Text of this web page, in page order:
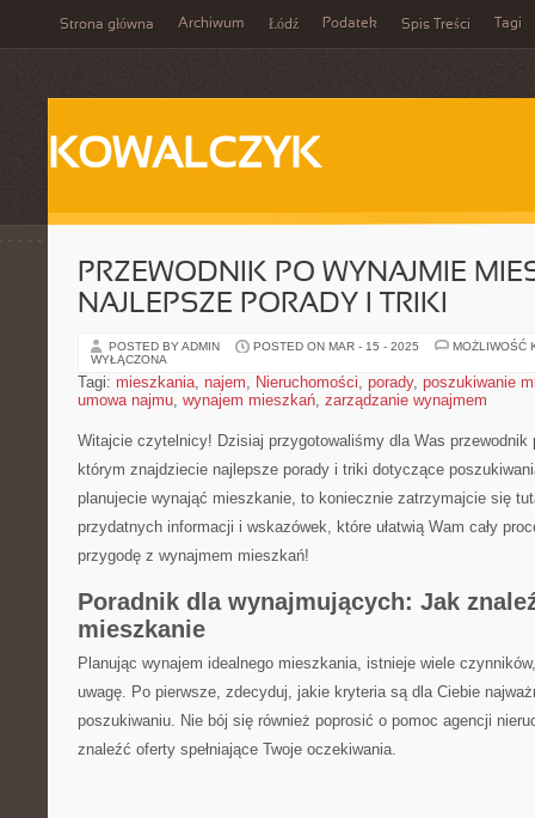
Strona główna Archiwum Łódź Podatek Spis Treści Tagi
KOWALCZYK
PRZEWODNIK PO WYNAJMIE
NAJLEPSZE PORADY I TRIKI
POSTED BY ADMIN POSTED ON MAR - 15 - 2025
MOŻLIWOŚĆ
WYŁĄCZONA
Tagi: mieszkania, najem, Nieruchomości, porady, poszukiwanie
umowa najmu, wynajem mieszkań, zarządzanie wynajmem
Witajcie czytelnicy! ⁣Dzisiaj‍ przygotowaliśmy ‍dla Was przewodnik
którym znajdziecie najlepsze porady i triki ⁤dotyczące
planujecie wynająć mieszkanie,⁣ to koniecznie zatrzymajcie⁢ się
przydatnych informacji i wskazówek,⁤ które⁢ ułatwią Wam cały⁢
przygodę z wynajmem mieszkań!
Poradnik dla wynajmujących: ⁤Jak
‌mieszkanie
Planując ​wynajem idealnego mieszkania, istnieje wiele
uwagę. Po pierwsze, ⁤zdecyduj, jakie kryteria są dla Ciebie‍
poszukiwaniu. Nie bój się ​również poprosić o pomoc​ agencji
znaleźć oferty ⁣spełniające Twoje oczekiwania.